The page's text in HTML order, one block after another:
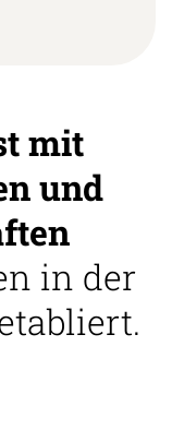
mit
und
in der